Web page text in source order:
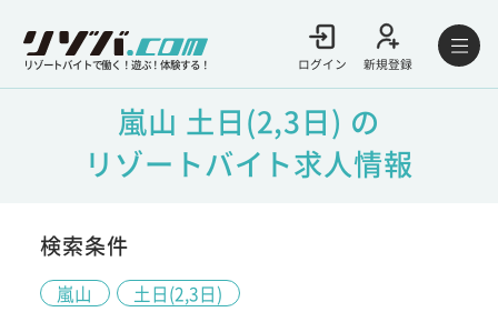
リゾートバイトで働く！遊ぶ！体験する！ ログイン 新規登録
嵐山 土日(2,3日) の
リゾートバイト求人情報
検索条件
嵐山 土日(2,3日)